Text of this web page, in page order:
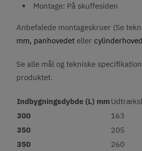
Montage: På skuffesiden
Anbefalede montageskruer (Se
mm, panhovedet eller
Se alle mål og tekniske
produktet.
Indbygningsdybde (L) mm
300
163
350
205
350
260